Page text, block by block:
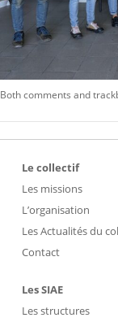
Both comments and
Le collectif
Les missions
L’organisation
Les Actualités du
Contact
Les SIAE
Les structures